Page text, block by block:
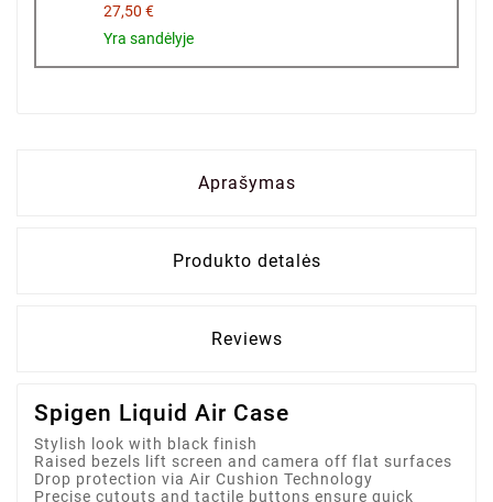
27,50 €
Yra sandėlyje
Aprašymas
Produkto detalės
Reviews
Spigen Liquid Air Case
Stylish look with black finish
Raised bezels lift screen and camera off flat surfaces
Drop protection via Air Cushion Technology
Precise cutouts and tactile buttons ensure quick